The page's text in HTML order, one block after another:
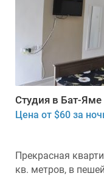
Студия в Бат-
Цена от $60 за
Прекрасная
кв. метров, в